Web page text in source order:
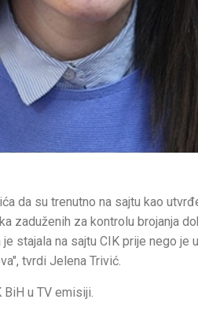
da su trenutno na sajtu kao
zaduženih za kontrolu brojanja
stajala na sajtu CIK prije nego je
tvrdi Jelena Trivić.
u TV emisiji.